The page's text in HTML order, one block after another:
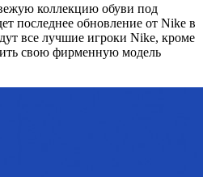
коллекцию обуви под
последнее обновление от Nike в
все лучшие игроки Nike, кроме
свою фирменную модель